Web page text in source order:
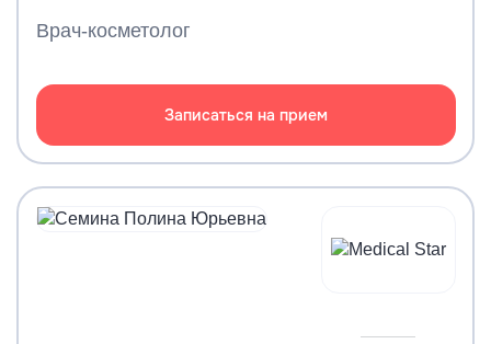
Врач-косметолог
Записаться на прием